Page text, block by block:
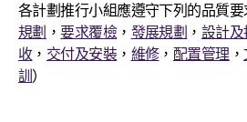
各計劃推行小組應遵守下列的品質要
規劃 ，要求覆檢， 發展規劃 ， 設計及
收， 交付及安裝， 維修， 配置管理 ，
訓 ）